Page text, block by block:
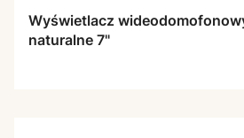
Wyświetlacz
naturalne 7"